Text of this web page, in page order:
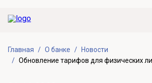
Главная О банке
Новости
Обновление тарифов для физических